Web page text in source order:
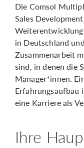
Die Comsol
Sales
in Deutschland
Zusammenarbeit
sind, in denen die
Manager*innen.
Erfahrungsaufbau
eine Karriere als
Ihre